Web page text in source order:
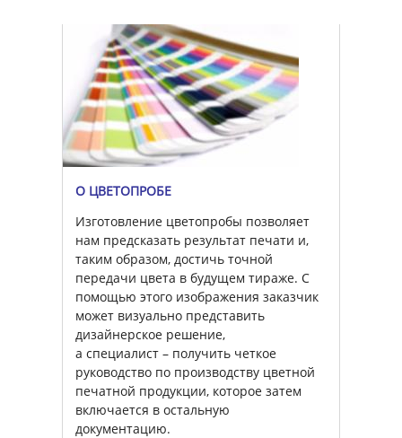
О ЦВЕТОПРОБЕ
Изготовление цветопробы позволяет
нам предсказать результат печати и,
таким образом, достичь точной
передачи цвета в будущем тираже. С
помощью этого изображения заказчик
может визуально представить
дизайнерское решение,
а специалист – получить четкое
руководство по производству цветной
печатной продукции, которое затем
включается в остальную
документацию.